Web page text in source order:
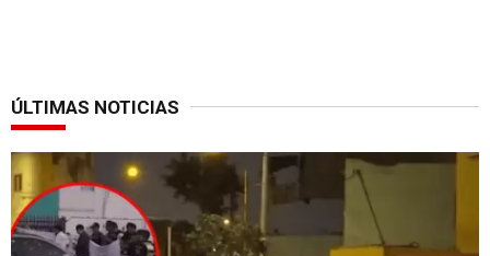
ÚLTIMAS NOTICIAS